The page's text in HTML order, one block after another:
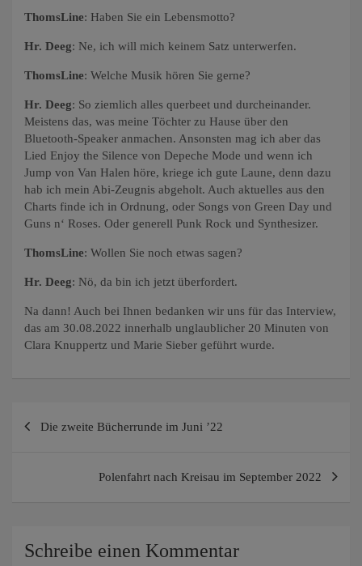
ThomsLine: Haben Sie ein Lebensmotto?
Hr. Deeg: Ne, ich will mich keinem Satz unterwerfen.
ThomsLine: Welche Musik hören Sie gerne?
Hr. Deeg: So ziemlich alles querbeet und durcheinander.
Meistens das, was meine Töchter zu Hause über den
Bluetooth-Speaker anmachen. Ansonsten mag ich aber das
Lied Enjoy the Silence von Depeche Mode und wenn ich
Jump von Van Halen höre, kriege ich gute Laune, denn dazu
hab ich mein Abi-Zeugnis abgeholt. Auch aktuelles aus den
Charts finde ich in Ordnung, oder Songs von Green Day und
Guns n‘ Roses. Oder generell Punk Rock und Synthesizer.
ThomsLine: Wollen Sie noch etwas sagen?
Hr. Deeg: Nö, da bin ich jetzt überfordert.
Na dann! Auch bei Ihnen bedanken wir uns für das Interview,
das am 30.08.2022 innerhalb unglaublicher 20 Minuten von
Clara Knuppertz und Marie Sieber geführt wurde.
Die zweite Bücherrunde im Juni ’22
Polenfahrt nach Kreisau im September 2022
Schreibe einen Kommentar